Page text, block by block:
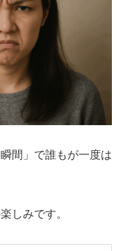
間」で誰もが一度は
しみです。